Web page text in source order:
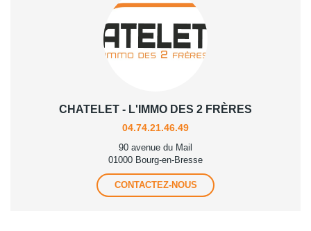
CHATELET - L'IMMO DES 2 FRÈRES
04.74.21.46.49
90 avenue du Mail
01000 Bourg-en-Bresse
CONTACTEZ-NOUS